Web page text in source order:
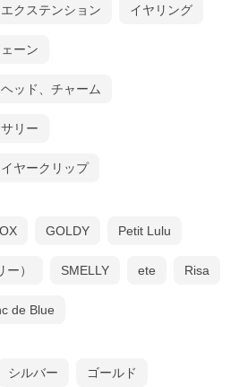
クステンション イヤリング
ーン
ッド、チャーム
リー
ヤークリップ
GOLDY Petit Lulu
） SMELLY ete Risa
de Blue
シルバー ゴールド